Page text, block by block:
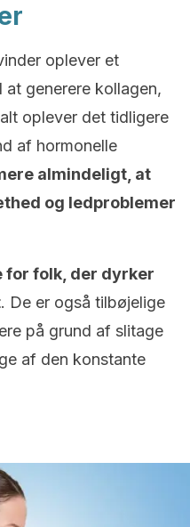
oplever et
generere kollagen,
oplever det tidligere
af hormonelle
almindeligt, at
og ledproblemer
for folk, der dyrker
. De er også tilbøjelige
på grund af slitage
af den konstante